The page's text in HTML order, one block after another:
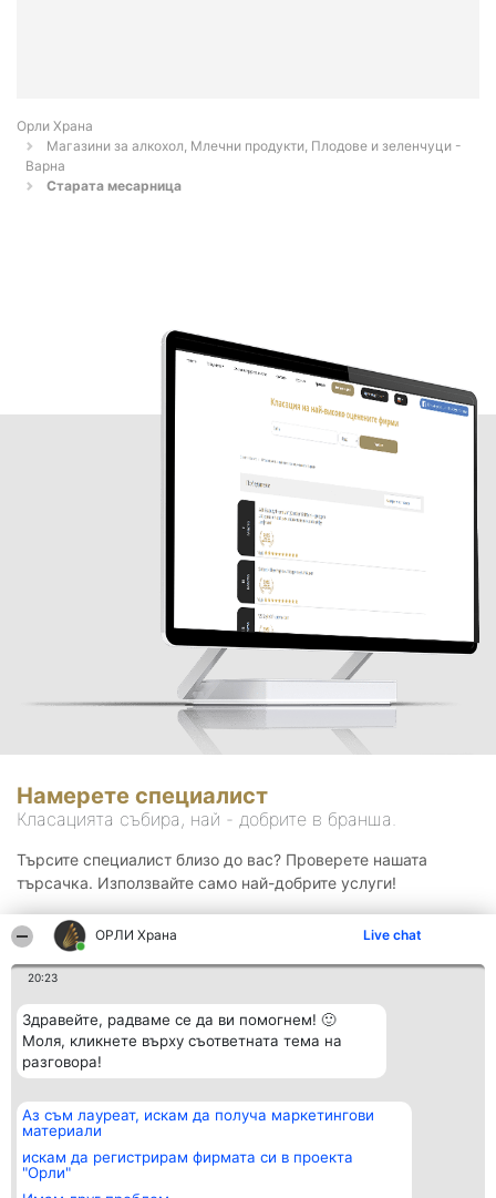
ОРЛИ Храна Live chat
20:23
Здравейте, радваме се да ви помогнем! 🙂
Моля, кликнете върху съответната тема на
разговора!
Аз съм лауреат, искам да получа маркетингови
материали
искам да регистрирам фирмата си в проекта
"Орли"
Орли Храна
Магазини за алкохол, Млечни продукти, Плодове и зеленчуци -
Варна
Старата месарница
Намерете специалист
Класацията събира, най - добрите в бранша.
Търсите специалист близо до вас? Проверете нашата
търсачка. Използвайте само най-добрите услуги!
Организатор на
класиране
BulevardulAleea Timișul De
Sus Nr. 2, Bl. A30, Sc. A, Et.
Класация
всички
Контакти